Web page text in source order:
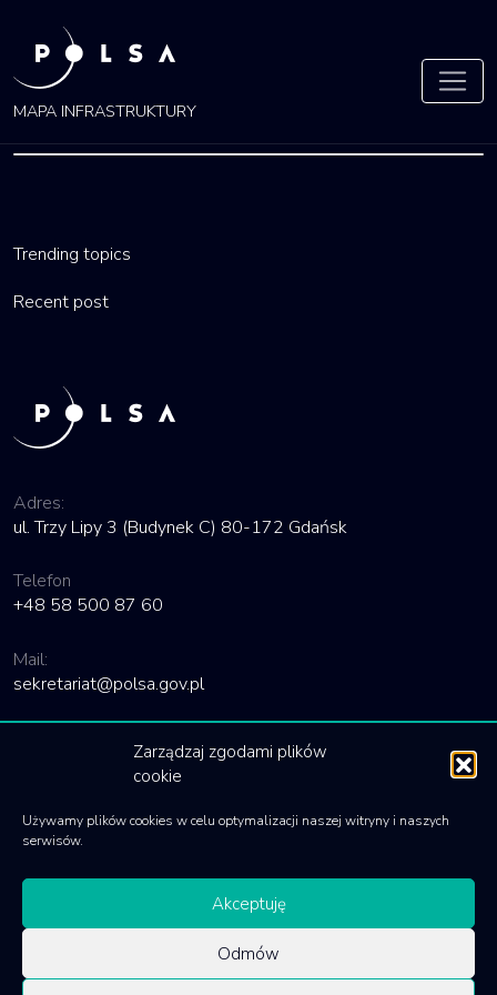
Zarządzaj zgodami plików
cookie
Używamy plików cookies w celu optymalizacji naszej witryny i naszych
serwisów.
Akceptuję
Odmów
MAPA INFRASTRUKTURY
Trending topics
Recent post
Adres:
ul. Trzy Lipy 3 (Budynek C) 80-172 Gdańsk
Telefon
+48 58 500 87 60
Mail:
sekretariat@polsa.gov.pl
Polityka cookies
© 2020 Polska Agencja Kosmiczna